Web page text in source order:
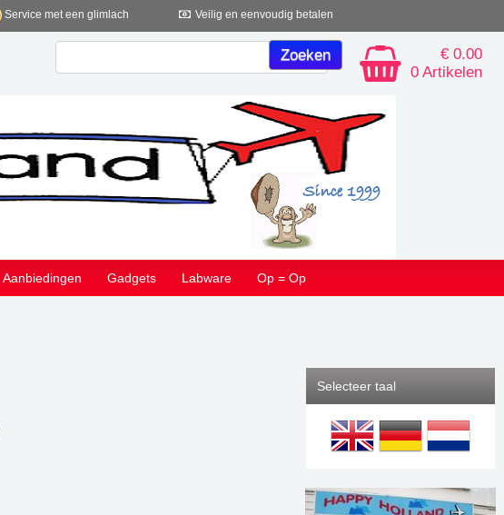
Service met een glimlach Veilig en eenvoudig betalen
€ 0.00
0 Artikelen
Aanbiedingen Gadgets Labware Op = Op
Selecteer taal